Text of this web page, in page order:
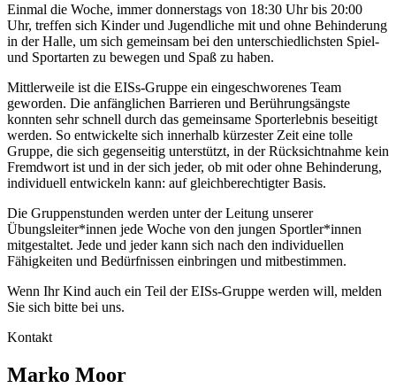
Einmal die Woche, immer donnerstags von 18:30 Uhr bis 20:00
Uhr, treffen sich Kinder und Jugendliche mit und ohne Behinderung
in der Halle, um sich gemeinsam bei den unterschiedlichsten Spiel-
und Sportarten zu bewegen und Spaß zu haben.
Mittlerweile ist die EISs-Gruppe ein eingeschworenes Team
geworden. Die anfänglichen Barrieren und Berührungsängste
konnten sehr schnell durch das gemeinsame Sporterlebnis beseitigt
werden. So entwickelte sich innerhalb kürzester Zeit eine tolle
Gruppe, die sich gegenseitig unterstützt, in der Rücksichtnahme kein
Fremdwort ist und in der sich jeder, ob mit oder ohne Behinderung,
individuell entwickeln kann: auf gleichberechtigter Basis.
Die Gruppenstunden werden unter der Leitung unserer
Übungsleiter*innen jede Woche von den jungen Sportler*innen
mitgestaltet. Jede und jeder kann sich nach den individuellen
Fähigkeiten und Bedürfnissen einbringen und mitbestimmen.
Wenn Ihr Kind auch ein Teil der EISs-Gruppe werden will, melden
Sie sich bitte bei uns.
Kontakt
Marko Moor